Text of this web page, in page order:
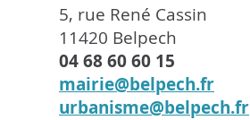
5, rue René Cassin
11420 Belpech
04 68 60 60 15
mairie@belpech.fr
urbanisme@belpech.fr